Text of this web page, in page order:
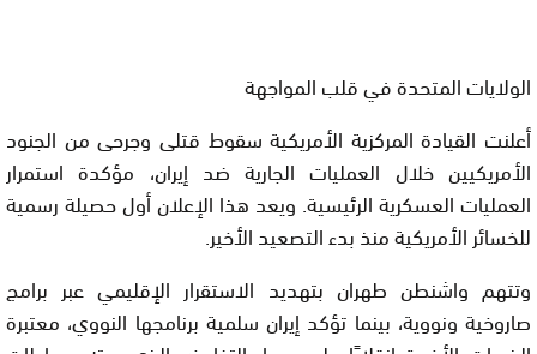
الولايات المتحدة في قلب المواجهة
أعلنت القيادة المركزية الأمريكيةسقوط قتلى وجرحى من الجنود
الأمريكيين خلال العمليات الجارية ضد إيران، مؤكدة استمرار
العمليات العسكرية الرئيسية. ويعد هذا الإعلان أول حصيلة رسمية
للخسائر الأمريكية منذ بدء التصعيد الأخير.
وتتهم واشنطن طهران بتهديد الاستقرار الإقليمي عبر برامج
صاروخية ونووية، بينما تؤكد إيران سلمية برنامجها النووي، معتبرة